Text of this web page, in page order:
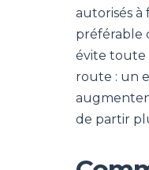
autorisés à
préférable
évite toute
route : un
de partir